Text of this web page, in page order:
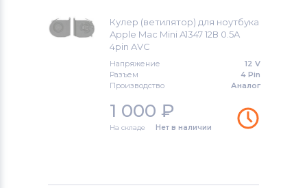
Вентиляторы (кулеры)Gigabyte
Вентиляторы (кулеры)
Вентиляторы (кулеры)Hannspree
MacBook
MacBook Air
MacBook Pro
PowerBook
Кулер (ветилятор) для ноутбука
Apple Mac Mini A1347 12В 0.5A
4pin AVC
Напряжение
12 V
Разъем
4 Pin
Производство
Аналог
1 000 ₽
На складе Нет в наличии